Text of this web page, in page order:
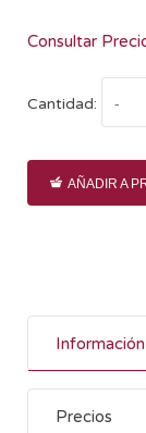
Consultar
Cantidad:
AÑADIR A
Precios